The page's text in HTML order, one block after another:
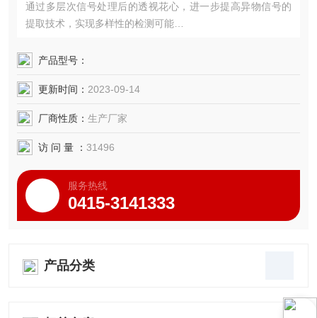
通过多层次信号处理后的透视花心，进一步提高异物信号的
提取技术，实现多样性的检测可能
人员安全。
产品型号：
更新时间： 2023-09-14
厂商性质： 生产厂家
访 问 量 ： 31496
服务热线
0415-3141333
产品分类